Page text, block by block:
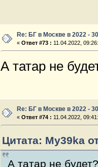
Re: БГ в Москве в 2022 -
«Ответ #73 : 11.04.2022,
А татар не
Re: БГ в Москве в 2022 -
«Ответ #74 : 11.04.2022,
Цитата: My39ka
А татар не